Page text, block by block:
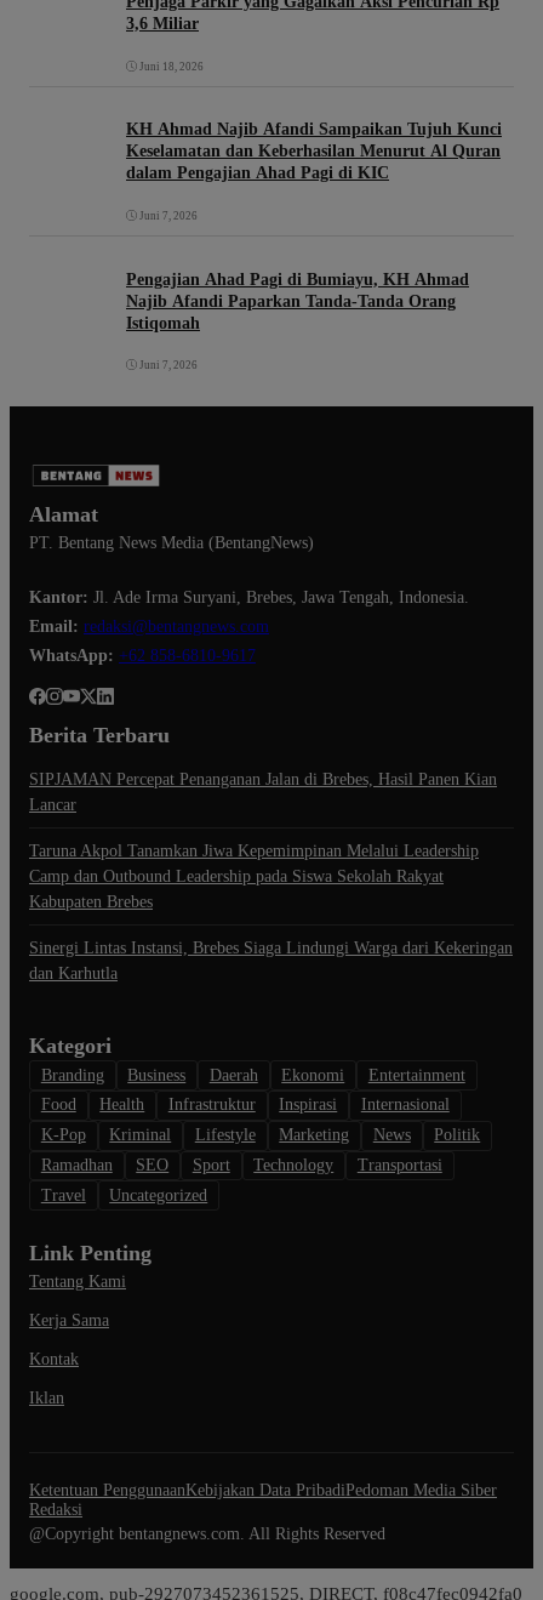
3,6 Miliar
Juni 18, 2026
KH Ahmad Najib Afandi Sampaikan Tujuh Kunci
Keselamatan dan Keberhasilan Menurut Al Quran
dalam Pengajian Ahad Pagi di KIC
Juni 7, 2026
Pengajian Ahad Pagi di Bumiayu, KH Ahmad
Najib Afandi Paparkan Tanda-Tanda Orang
Istiqomah
Juni 7, 2026
Alamat
PT. Bentang News Media (BentangNews)
Kantor: Jl. Ade Irma Suryani, Brebes, Jawa Tengah, Indonesia.
Email: redaksi@bentangnews.com
WhatsApp: +62 858-6810-9617
Berita Terbaru
SIPJAMAN Percepat Penanganan Jalan di Brebes, Hasil Panen Kian
Lancar
Taruna Akpol Tanamkan Jiwa Kepemimpinan Melalui Leadership
Camp dan Outbound Leadership pada Siswa Sekolah Rakyat
Kabupaten Brebes
Sinergi Lintas Instansi, Brebes Siaga Lindungi Warga dari Kekeringan
dan Karhutla
Kategori
Branding Business Daerah Ekonomi
Entertainment
Food
Health Infrastruktur Inspirasi
Internasional
K-Pop
Kriminal Lifestyle Marketing News
Politik
Ramadhan
SEO Sport Technology
Transportasi
Travel
Uncategorized
Link Penting
Tentang Kami
Kerja Sama
Kontak
Iklan
Ketentuan PenggunaanKebijakan Data PribadiPedoman Media Siber
Redaksi
@Copyright bentangnews.com. All Rights Reserved
google.com, pub-2927073452361525, DIRECT, f08c47fec0942fa0